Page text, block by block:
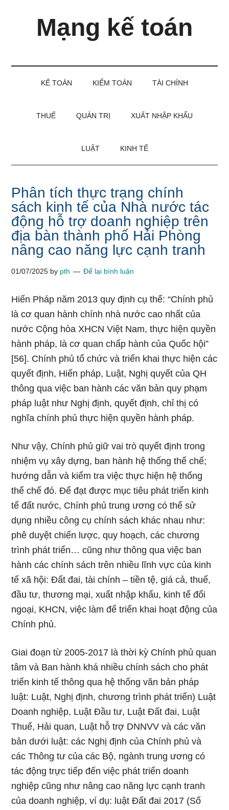
Mạng kế toán
KẾ TOÁN KIỂM TOÁN TÀI CHÍNH
THUẾ QUẢN TRỊ XUẤT NHẬP KHẨU
LUẬT KINH TẾ
Phân tích thực trạng chính
sách kinh tế của Nhà nước tác
động hỗ trợ doanh nghiệp trên
địa bàn thành phố Hải Phòng
nâng cao năng lực cạnh tranh
01/07/2025 by pth Để lại bình luận
Hiến Pháp năm 2013 quy định cụ thể: “Chính phủ
là cơ quan hành chính nhà nước cao nhất của
nước Cộng hòa XHCN Việt Nam, thực hiện quyền
hành pháp, là cơ quan chấp hành của Quốc hội”
[56]. Chính phủ tổ chức và triển khai thực hiện các
quyết định, Hiến pháp, Luật, Nghị quyết của QH
thông qua việc ban hành các văn bản quy phạm
pháp luật như Nghị định, quyết định, chỉ thị có
nghĩa chính phủ thực hiện quyền hành pháp.
Như vậy, Chính phủ giữ vai trò quyết định trong
nhiệm vụ xây dựng, ban hành hệ thống thể chế;
hướng dẫn và kiểm tra việc thực hiện hệ thống
thể chế đó. Để đạt được mục tiêu phát triển kinh
tế đất nước, Chính phủ trung ương có thể sử
dụng nhiều công cụ chính sách khác nhau như:
phê duyệt chiến lược, quy hoạch, các chương
trình phát triển… cũng như thông qua việc ban
hành các chính sách trên nhiều lĩnh vực của kinh
tế xã hội: Đất đai, tài chính – tiền tệ, giá cả, thuế,
đầu tư, thương mại, xuất nhập khẩu, kinh tế đối
ngoại, KHCN, việc làm để triển khai hoạt động của
Chính phủ.
Giai đoạn từ 2005-2017 là thời kỳ Chính phủ quan
tâm và Ban hành khá nhiều chính sách cho phát
triển kinh tế thông qua hệ thống văn bản pháp
luật: Luật, Nghị định, chương trình phát triển) Luật
Doanh nghiệp, Luật Đầu tư, Luật Đất đai, Luật
Thuế, Hải quan, Luật hỗ trợ DNNVV và các văn
bản dưới luật: các Nghị định của Chính phủ và
các Thông tư của các Bộ, ngành trung ương có
tác động trực tiếp đến việc phát triển doanh
nghiệp cũng như nâng cao năng lực cạnh tranh
của doanh nghiệp, ví dụ: luật Đất đai 2017 (Số